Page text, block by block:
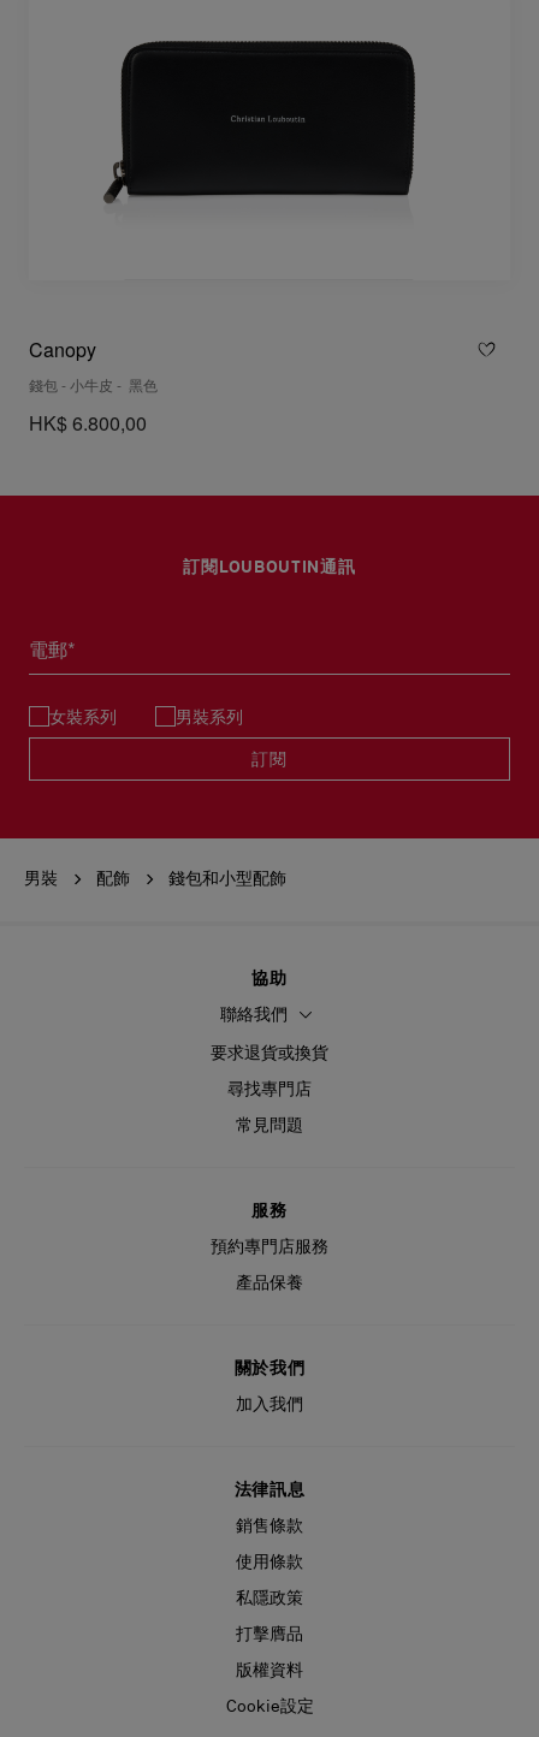
Canopy
錢包 - 小牛皮 - 黑色
HK$ 6.800,00
訂閱LOUBOUTIN通訊
電郵*
女裝系列 男裝系列
訂閱
男裝 配飾 錢包和小型配飾
協助
聯絡我們
要求退貨或換貨
尋找專門店
常見問題
服務
預約專門店服務
產品保養
關於我們
加入我們
法律訊息
銷售條款
使用條款
私隱政策
打擊膺品
版權資料
Cookie設定